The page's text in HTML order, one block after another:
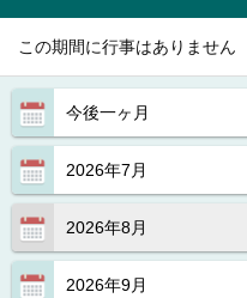
今後一ヶ月
2026年7月
2026年8月
2026年9月
この期間に行事はありません